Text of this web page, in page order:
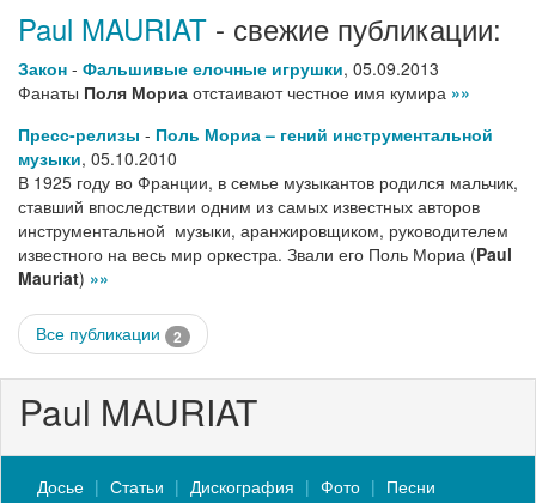
Paul MAURIAT - свежие публикации:
Закон - Фальшивые елочные игрушки, 05.09.2013
Фанаты Поля Мориа отстаивают честное имя кумира »»
Пресс-релизы - Поль Мориа – гений инструментальной
музыки, 05.10.2010
В 1925 году во Франции, в семье музыкантов родился мальчик,
ставший впоследствии одним из самых известных авторов
инструментальной музыки, аранжировщиком, руководителем
известного на весь мир оркестра. Звали его Поль Мориа (Paul
Mauriat) »»
Все публикации 2
Paul MAURIAT
Досье Статьи Дискография Фото
Песни